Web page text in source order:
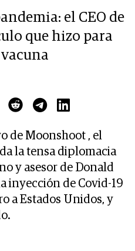
el CEO de
que hizo para
de Moonshoot , el
la tensa diplomacia
y asesor de Donald
inyección de Covid-19
a Estados Unidos, y